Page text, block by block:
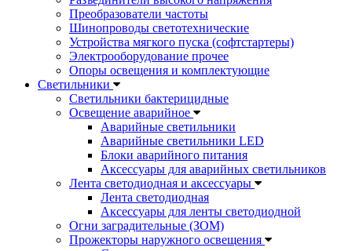
Преобразователи частоты
Шинопроводы светотехнические
Устройства мягкого пуска (софтстартеры)
Электрооборудование прочее
Опоры освещения и комплектующие
Светильники
Светильники бактерицидные
Освещение аварийное
Аварийные светильники
Аварийные светильники LED
Блоки аварийного питания
Аксессуары для аварийных светильников
Лента светодиодная и аксессуары
Лента светодиодная
Аксессуары для ленты светодиодной
Огни заградительные (ЗОМ)
Прожекторы наружного освещения